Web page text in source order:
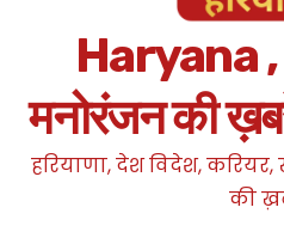
Haryana ,
मनोरंजन की
हरियाणा, देश विदेश,
की